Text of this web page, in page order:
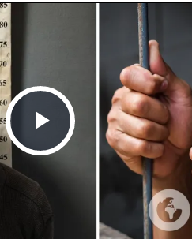
Play Video